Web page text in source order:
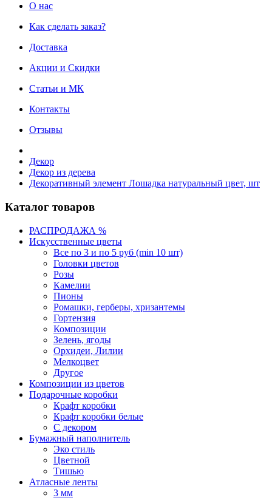
О нас
Как сделать заказ?
Доставка
Акции и Скидки
Статьи и МК
Контакты
Отзывы
Декор
Декор из дерева
Декоративный элемент Лошадка натуральный цвет, шт
Каталог товаров
РАСПРОДАЖА %
Искусственные цветы
Все по 3 и по 5 руб (min 10 шт)
Головки цветов
Розы
Камелии
Пионы
Ромашки, герберы, хризантемы
Гортензия
Композиции
Зелень, ягоды
Орхидеи, Лилии
Мелкоцвет
Другое
Композиции из цветов
Подарочные коробки
Крафт коробки
Крафт коробки белые
С декором
Бумажный наполнитель
Эко стиль
Цветной
Тишью
Атласные ленты
3 мм